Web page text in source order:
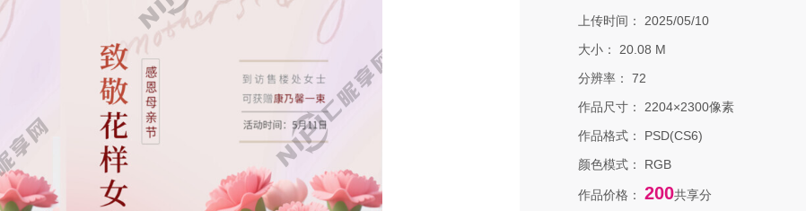
上传时间：
2025/05/10
大小：
20.08 M
分辨率：
72
作品尺寸：
2204×2300像素
作品格式：
PSD(CS6)
颜色模式：
RGB
作品价格： 200共享分